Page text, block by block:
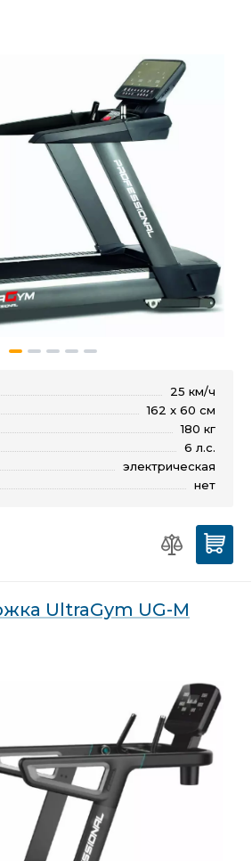
25 км/ч
162 x 60 см
180 кг
6 л.с.
электрическая
нет
UltraGym UG-M